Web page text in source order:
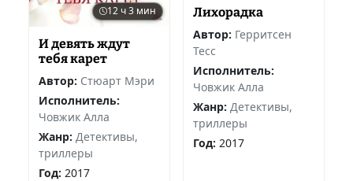
12 ч 3 мин
И девять ждут
тебя карет
Автор: Стюарт Мэри
Исполнитель:
Човжик Алла
Жанр: Детективы,
триллеры
Год: 2017
Лихорадка
Автор: Герритсен
Тесс
Исполнитель:
Човжик Алла
Жанр: Детективы,
триллеры
Год: 2017